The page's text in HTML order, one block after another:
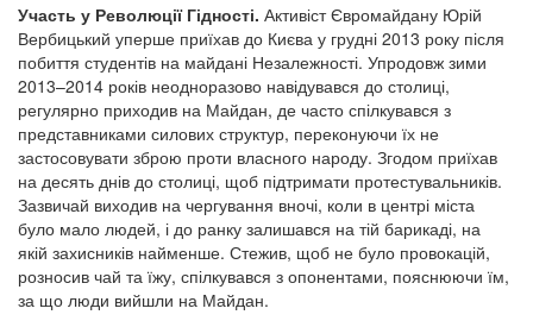
Участь у Революції Гідності. Активіст Євромайдану Юрій
Вербицький уперше приїхав до Києва у грудні 2013 року після
побиття студентів на майдані Незалежності. Упродовж зими
2013–2014 років неодноразово навідувався до столиці,
регулярно приходив на Майдан, де часто спілкувався з
представниками силових структур, переконуючи їх не
застосовувати зброю проти власного народу. Згодом приїхав
на десять днів до столиці, щоб підтримати протестувальників.
Зазвичай виходив на чергування вночі, коли в центрі міста
було мало людей, і до ранку залишався на тій барикаді, на
якій захисників найменше. Стежив, щоб не було провокацій,
розносив чай та їжу, спілкувався з опонентами, пояснюючи їм,
за що люди вийшли на Майдан.